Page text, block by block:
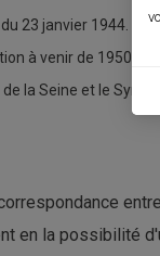
du 23 janvier 1944.
à venir de 1950.
la Seine et le
en la possibilité